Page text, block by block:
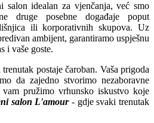
salon idealan za vjenčanja, već smo
druge posebne događaje poput
ili korporativnih skupova. Uz
ambijent, garantiramo uspješnu
i vaše goste.
postaje čaroban. Vaša prigoda
da zajedno stvorimo nezaboravne
pružimo vrhunsko iskustvo koje
salon L'amour- gdje svaki trenutak